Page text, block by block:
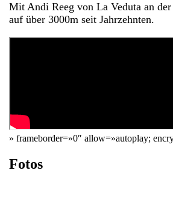
Mit Andi Reeg von La Veduta an
auf über 3000m seit Jahrzehnten.
» frameborder=»0″ allow=»autoplay;
Fotos